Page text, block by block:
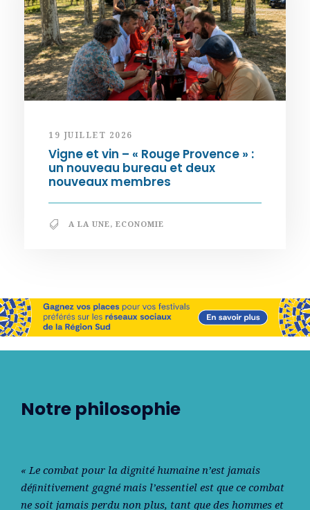
19 JUILLET 2026
Vigne et vin – « Rouge Provence » :
un nouveau bureau et deux
nouveaux membres
A LA UNE, ECONOMIE
Notre philosophie
« Le combat pour la dignité humaine n’est jamais
déﬁnitivement gagné mais l’essentiel est que ce combat
ne soit jamais perdu non plus, tant que des hommes et